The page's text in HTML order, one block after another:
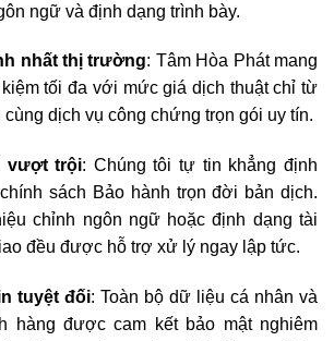
ngữ và định dạng trình bày.
nhất thị trường: Tâm Hòa Phát mang
tối đa với mức giá dịch thuật chỉ từ
dịch vụ công chứng trọn gói uy tín.
vượt trội: Chúng tôi tự tin khẳng định
sách Bảo hành trọn đời bản dịch.
chỉnh ngôn ngữ hoặc định dạng tài
đều được hỗ trợ xử lý ngay lập tức.
tuyệt đối: Toàn bộ dữ liệu cá nhân và
hàng được cam kết bảo mật nghiêm